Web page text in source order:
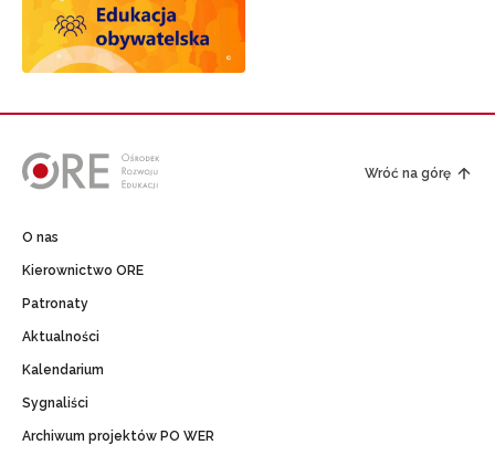
Wróć na górę
O nas
Kierownictwo ORE
Patronaty
Aktualności
Kalendarium
Sygnaliści
Archiwum projektów PO WER